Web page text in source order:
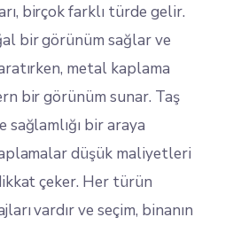
birçok farklı türde gelir.
bir görünüm sağlar ve
metal kaplama
bir görünüm sunar. Taş
sağlamlığı bir araya
düşük maliyetleri
çeker. Her türün
vardır ve seçim, binanın